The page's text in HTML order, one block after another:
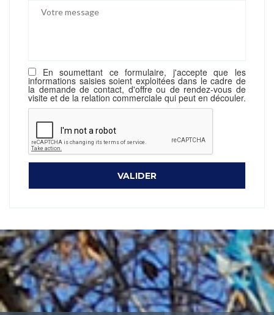
En soumettant ce formulaire, j'accepte que les
informations saisies soient exploitées dans le cadre de
la demande de contact, d'offre ou de rendez-vous de
visite et de la relation commerciale qui peut en découler.